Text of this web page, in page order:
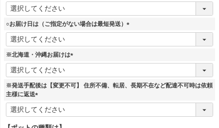
(
必
須
○お届け日は（ご指定がない場合は最短発送）
(
※北海道・沖縄お届けは
(
須
※発送手配後は【変更不可】 住所不備、転居、長期不在など配達不可時は依頼
主様に返送
(
必